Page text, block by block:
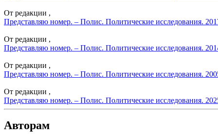
От редакции ,
Представляю номер. – Полис. Политические исследования.
От редакции ,
Представляю номер. – Полис. Политические исследования.
От редакции ,
Представляю номер. – Полис. Политические исследования.
От редакции ,
Представляю номер. – Полис. Политические исследования.
Авторам